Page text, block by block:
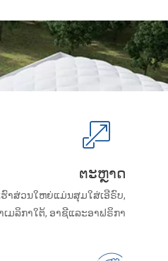
ຕະຫຼາດ
າສ່ວນໃຫຍ່ແມ່ນສຸມໃສ່ເອີຣົບ,
ເມລິກາໃຕ້, ອາຊີແລະອາຟຣິກາ